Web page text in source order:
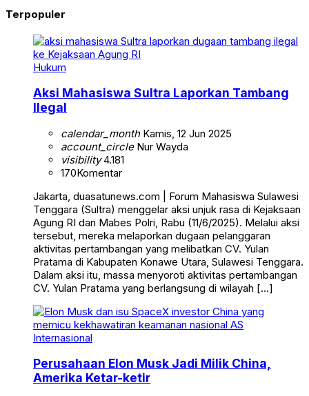
Terpopuler
Hukum
Aksi Mahasiswa Sultra Laporkan Tambang
Ilegal
calendar_monthKamis, 12 Jun 2025
account_circleNur Wayda
visibility4.181
170Komentar
Jakarta, duasatunews.com | Forum Mahasiswa Sulawesi
Tenggara (Sultra) menggelar aksi unjuk rasa di Kejaksaan
Agung RI dan Mabes Polri, Rabu (11/6/2025). Melalui aksi
tersebut, mereka melaporkan dugaan pelanggaran
aktivitas pertambangan yang melibatkan CV. Yulan
Pratama di Kabupaten Konawe Utara, Sulawesi Tenggara.
Dalam aksi itu, massa menyoroti aktivitas pertambangan
CV. Yulan Pratama yang berlangsung di wilayah […]
Internasional
Perusahaan Elon Musk Jadi Milik China,
Amerika Ketar-ketir